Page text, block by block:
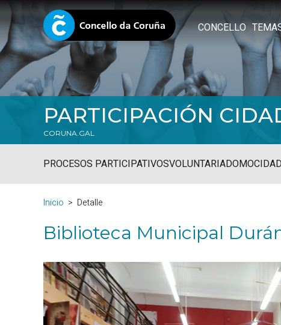
CONCELLO
PARTICIPACIÓN
CORUNA.GAL
PROCESOS PARTICIPATIVOSVOLUNTARIADO
Inicio Detalle
Biblioteca Municipal